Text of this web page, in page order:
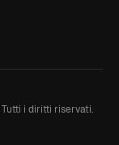
Tutti i diritti riservati.